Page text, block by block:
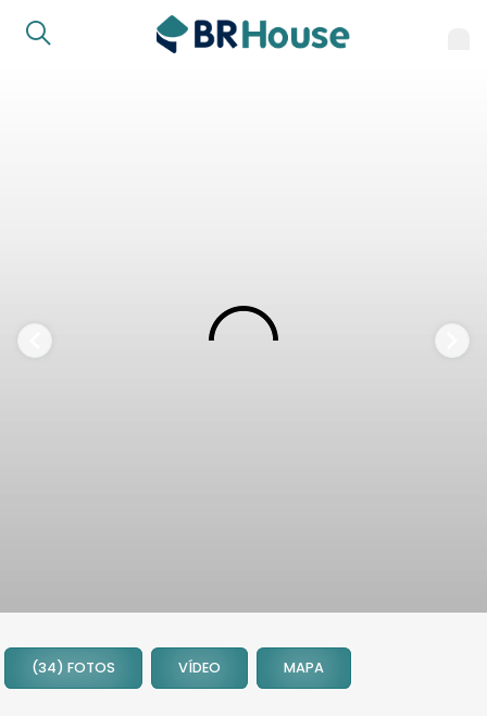
2
3
(34) FOTOS VÍDEO MAPA